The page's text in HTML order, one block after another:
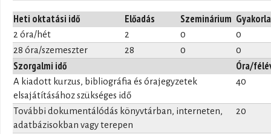
Heti oktatási idő Előadás Szeminárium
2 óra/hét 2 0
0
28 óra/szemeszter
28 0 0
Szorgalmi idő Óra/
A kiadott kurzus, bibliográfia és órajegyzetek
elsajátításához szükséges idő
40
További dokumentálódás könyvtárban, interneten,
adatbázisokban vagy terepen
20